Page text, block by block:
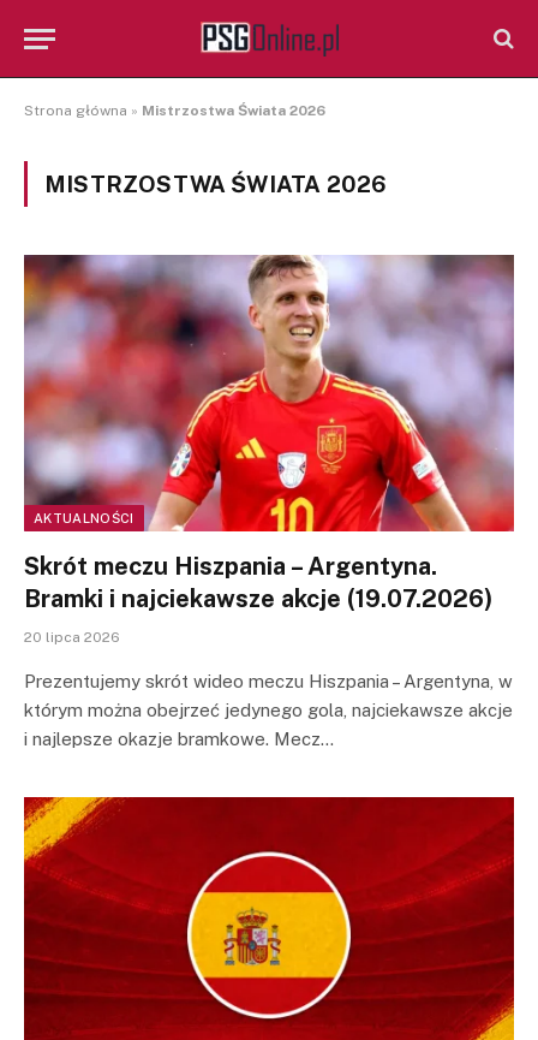
Strona główna » Mistrzostwa Świata 2026
MISTRZOSTWA ŚWIATA 2026
AKTUALNOŚCI
Skrót meczu Hiszpania – Argentyna.
Bramki i najciekawsze akcje (19.07.2026)
20 lipca 2026
Prezentujemy skrót wideo meczu Hiszpania – Argentyna, w
którym można obejrzeć jedynego gola, najciekawsze akcje
i najlepsze okazje bramkowe. Mecz…